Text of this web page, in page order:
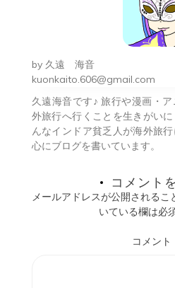
シ
ョ
ン
by 久遠 海音
kuonkaito.606@gmail.com
久遠海音です♪ 旅行や漫画・
外旅行へ行くことを生きがい
んなインドア貧乏人が海外旅
心にブログを書いています。
コメント
メールアドレスが公開されるこ
いている欄は必
コメント